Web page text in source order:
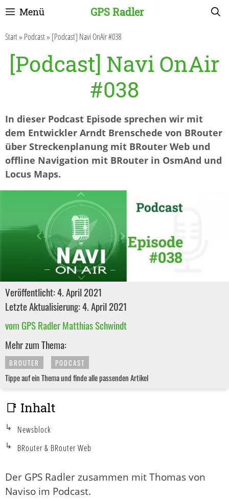
Zum
springen
GPS Radler
Menü
Start» Podcast» [Podcast] Navi OnAir #038
[Podcast] Navi OnAir
#038
In dieser Podcast Episode sprechen wir mit
dem Entwickler Arndt Brenschede von BRouter
über Streckenplanung mit BRouter Web und
offline Navigation mit BRouter in OsmAnd und
Locus Maps.
Veröffentlicht: 4. April 2021
Letzte Aktualisierung: 4. April 2021
vom GPS Radler Matthias Schwindt
Mehr zum Thema:
BROUTER PODCAST
Tippe auf ein Thema und finde alle passenden Artikel
Der GPS Radler zusammen mit Thomas von
Naviso im Podcast.
📑 Inhalt
Newsblock
BRouter & BRouter Web